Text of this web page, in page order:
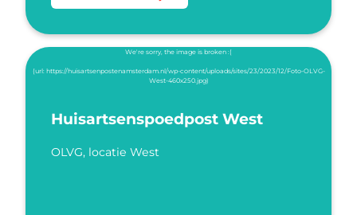
Huisartsenspoedpost West
OLVG, locatie West